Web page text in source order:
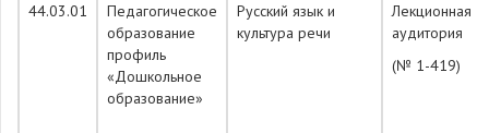
44.03.01
Педагогическое
образование
профиль
«Дошкольное
образование»
Русский язык и
культура речи
Лекционная
аудитория
(№ 1-419)